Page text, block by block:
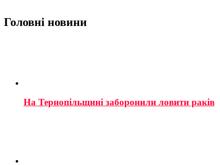
Головні новини
На Тернопільщині заборонили ловити раків